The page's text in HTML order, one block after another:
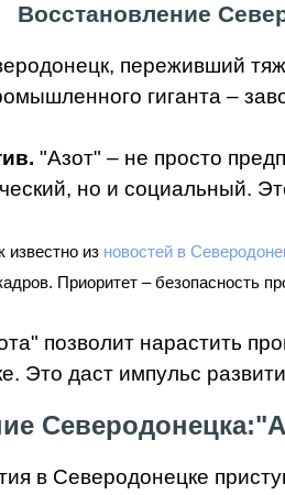
Восстановление
переживший
гиганта –
"Азот" – не просто
но и социальный.
известно из новостей в
Приоритет – безопасность
позволит нарастить
Это даст импульс
Северодонецка:
в Северодонецке